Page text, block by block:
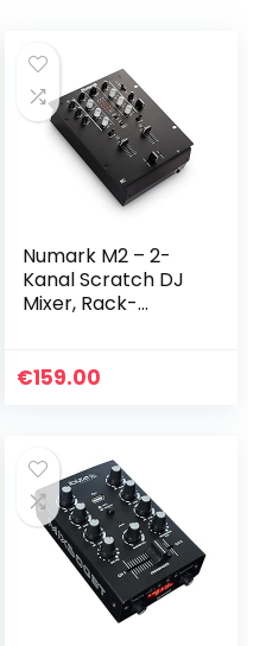
Numark M2 – 2-
Kanal Scratch DJ
Mixer, Rack-
Mikrofoneingang
€159.00